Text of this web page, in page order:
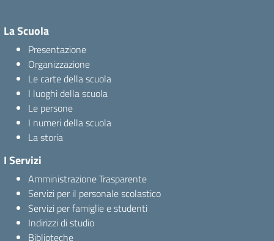
La Scuola
Presentazione
Organizzazione
Le carte della scuola
I luoghi della scuola
Le persone
I numeri della scuola
La storia
I Servizi
Amministrazione Trasparente
Servizi per il personale scolastico
Servizi per famiglie e studenti
Indirizzi di studio
Biblioteche